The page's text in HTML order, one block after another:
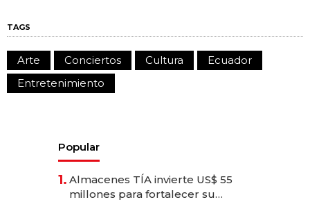
TAGS
Arte Conciertos Cultura
Ecuador
Entretenimiento
Popular
1. Almacenes TÍA invierte US$ 55
millones para fortalecer su